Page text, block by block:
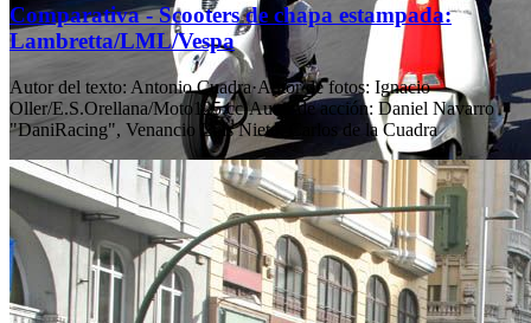
Comparativa - Scooters de chapa estampada:
Lambretta/LML/Vespa
Autor del texto: Antonio Cuadra·Autor de fotos: Ignacio
Oller/E.S.Orellana/Moto125.cc·Autor de acción: Daniel Navarro
"DaniRacing", Venancio Luis Nieto, Carlos de la Cuadra